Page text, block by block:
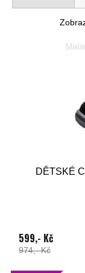
DĚTSKÉ
599,- Kč
974,- Kč